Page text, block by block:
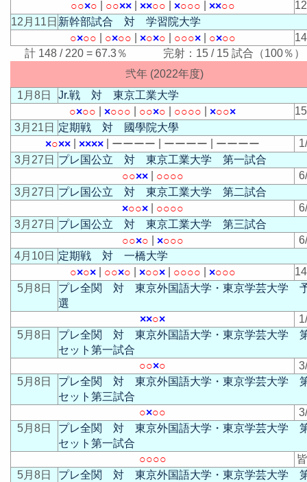
○○×○ ○○××| ××○○ ×○○○ ××○○
12月11日 新幹部試合 対 学習院大学
○×○○ ○×○○ ×○×○ ○○○×| ○×○○
計 148 / 220 = 67.3％ 完射：15 / 15 試合（100％）
弐年 (2022年度)
1月8日
Jr.戦 対 東京工業大学
○×○○ ×○○○ ○○×○ ○○○○ ×○○×
3月21日 定期戦 対 國學院大學
×○×× ×××× ーーーー ーーーー ーーーー
3月27日 プレ国公立 対 東京工業大学 第一試合
○○××| ○○○○
3月27日 プレ国公立 対 東京工業大学 第二試合
×○○×| ○○○○
3月27日 プレ国公立 対 東京工業大学 第三試合
○○×○ ×○○○
4月10日 定期戦 対 一橋大学
○×○×| ○○×○ ×○○×| ○○○○ ×○○○
5月8日
プレ全関 対 東京外国語大学・東京学芸大学
選
××○×
5月8日
プレ全関 対 東京外国語大学・東京学芸大学
セット第一試合
○○×○
5月8日
プレ全関 対 東京外国語大学・東京学芸大学
セット第三試合
○×○○
5月8日
プレ全関 対 東京外国語大学・東京学芸大学
セット第一試合
○○○○
5月8日
プレ全関 対 東京外国語大学・東京学芸大学